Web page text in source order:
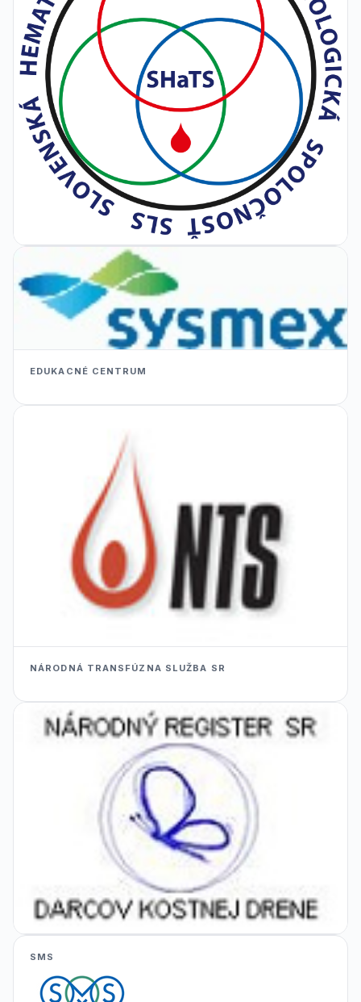
EDUKACNÉ CENTRUM
NÁRODNÁ TRANSFÚZNA SLUŽBA SR
SMS